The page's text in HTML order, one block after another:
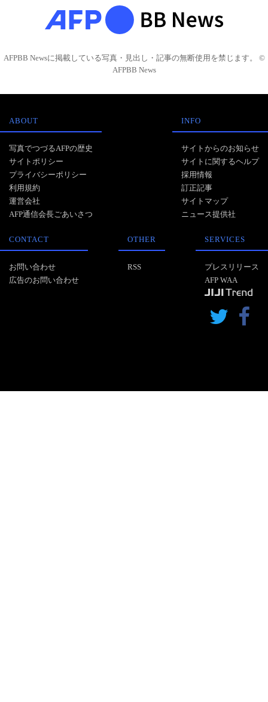
AFPBB Newsに掲載している写真・見出し・記事の無断使用を禁じます。 ©
AFPBB News
ABOUT
写真でつづるAFPの歴史
サイトポリシー
プライバシーポリシー
利用規約
運営会社
AFP通信会長ごあいさつ
INFO
サイトからのお知らせ
サイトに関するヘルプ
採用情報
訂正記事
サイトマップ
ニュース提供社
CONTACT
お問い合わせ
広告のお問い合わせ
OTHER
RSS
SERVICES
プレスリリース
AFP WAA